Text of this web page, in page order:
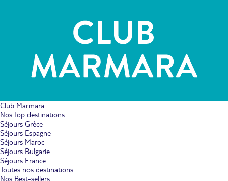
Club Marmara
Nos Top destinations
Séjours Grèce
Séjours Espagne
Séjours Maroc
Séjours Bulgarie
Séjours France
Toutes nos destinations
Nos Best-sellers